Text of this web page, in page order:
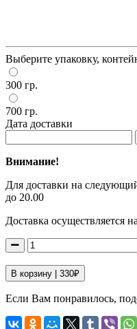
Выберите упаковку,
300 гр.
700 гр.
Дата доставки
Внимание!
Для доставки на
до 20.00
Доставка осуществляется
В корзину | 330₽
Если Вам понравилось,